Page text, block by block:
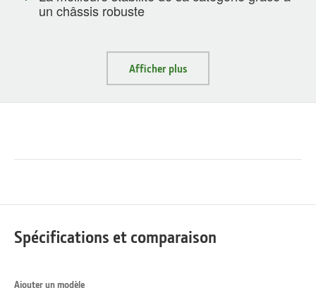
un châssis robuste
Afficher plus
Spécifications et comparaison
Ajouter un modèle